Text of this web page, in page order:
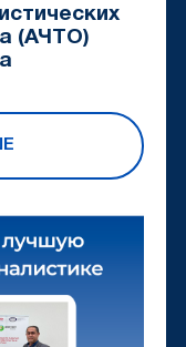
(АЧТО)